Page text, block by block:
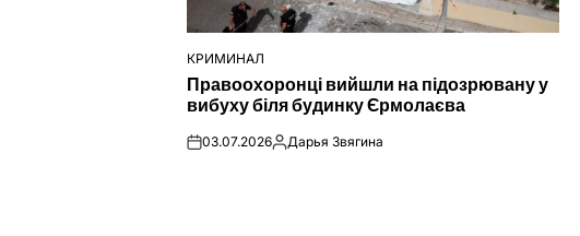
ОПУБЛІКУВАТИ
КРИМИНАЛ
Правоохоронці вийшли на підозрювану у
вибуху біля будинку Єрмолаєва
on03.07.2026Опубліковано
Дарья Звягина